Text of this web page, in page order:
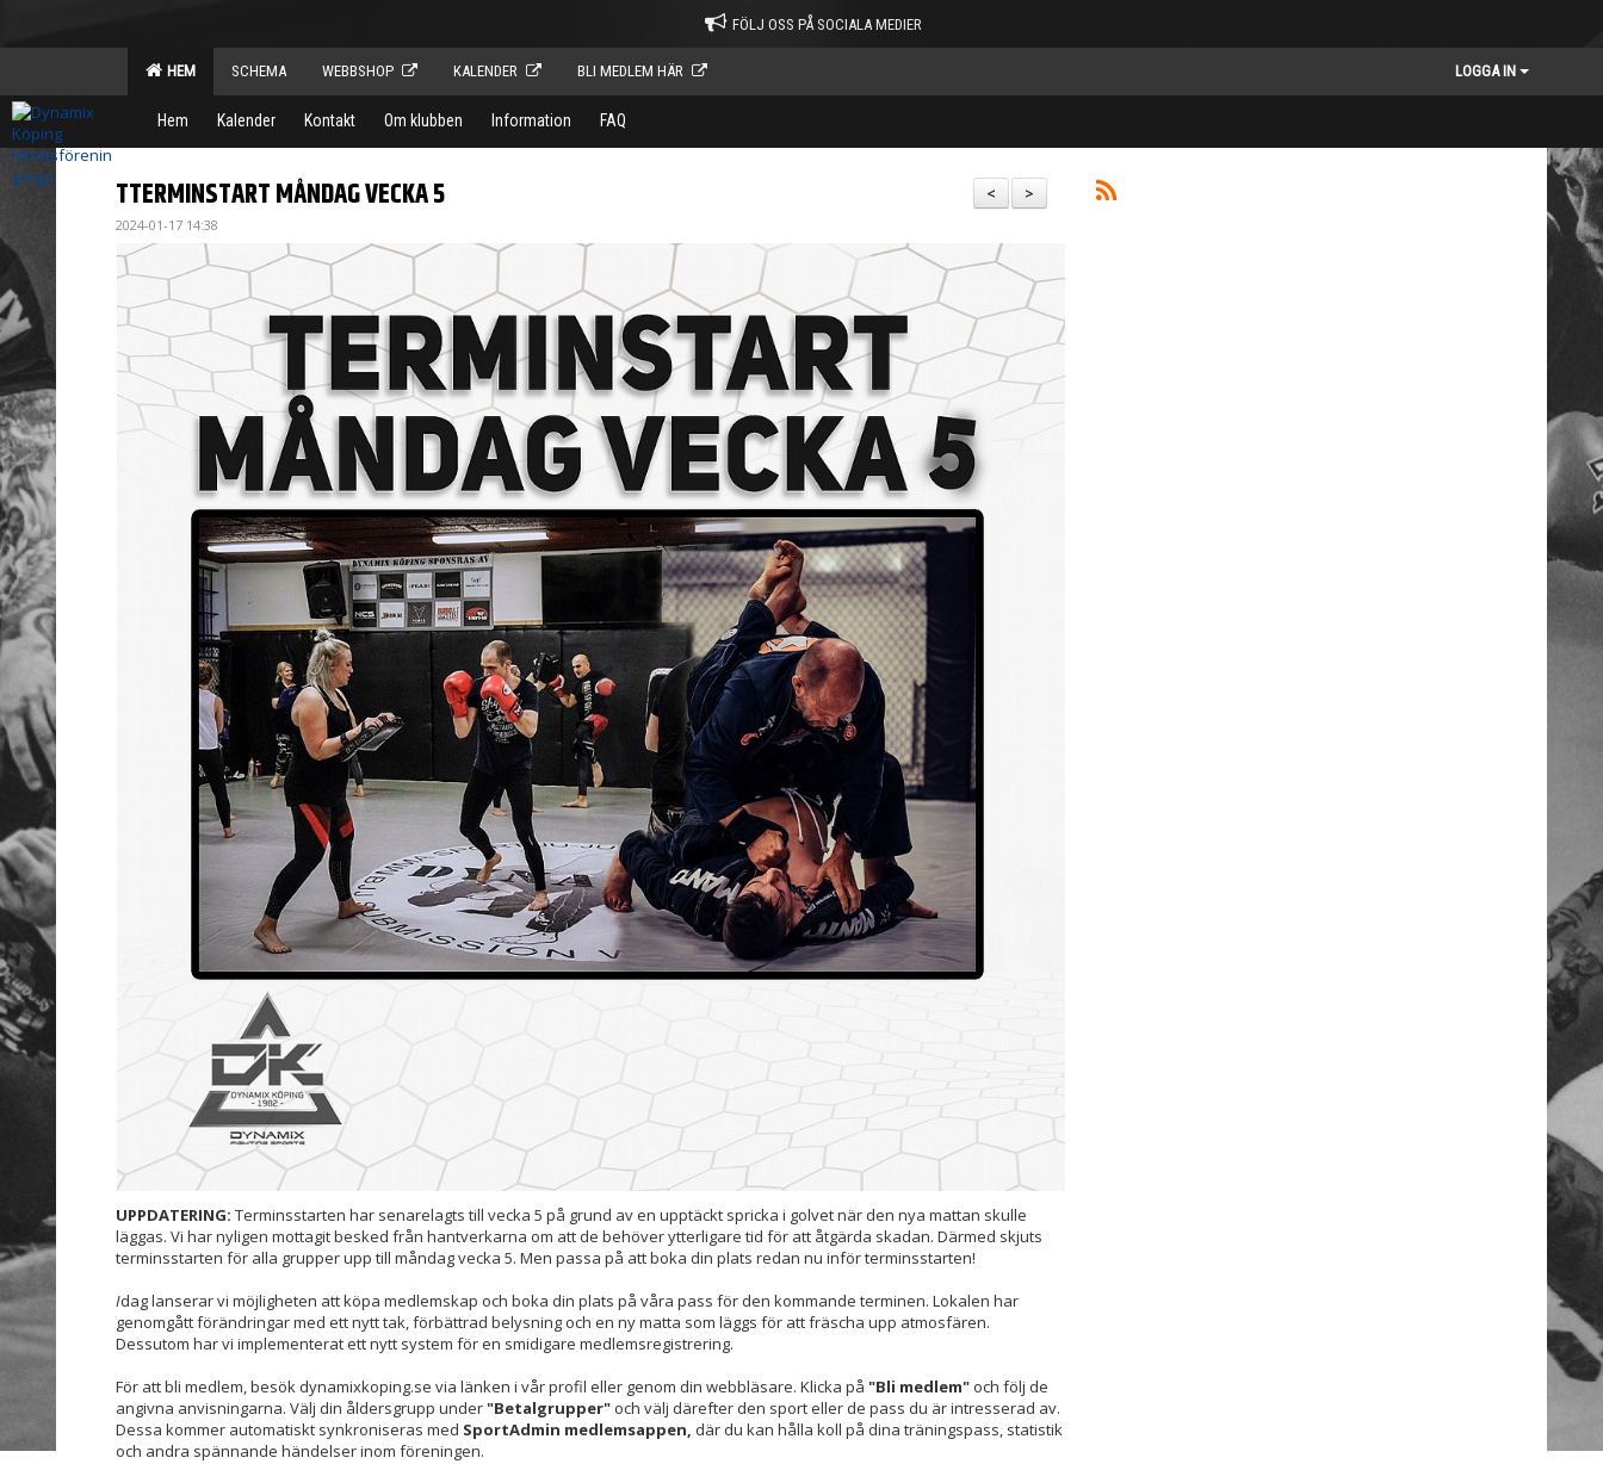
FÖLJ OSS PÅ SOCIALA MEDIER
HEM SCHEMA WEBBSHOP KALENDER BLI MEDLEM HÄR LOGGA IN
Hem Kalender Kontakt Om klubben Information FAQ
>
<
TTERMINSTART MÅNDAG VECKA 5
2024-01-17 14:38
UPPDATERING: Terminsstarten har senarelagts till vecka 5 på grund av en upptäckt spricka i golvet när den nya mattan skulle
läggas. Vi har nyligen mottagit besked från hantverkarna om att de behöver ytterligare tid för att åtgärda skadan. Därmed skjuts
terminsstarten för alla grupper upp till måndag vecka 5. Men passa på att boka din plats redan nu inför terminsstarten!
Idag lanserar vi möjligheten att köpa medlemskap och boka din plats på våra pass för den kommande terminen. Lokalen har
genomgått förändringar med ett nytt tak, förbättrad belysning och en ny matta som läggs för att fräscha upp atmosfären.
Dessutom har vi implementerat ett nytt system för en smidigare medlemsregistrering.
För att bli medlem, besök dynamixkoping.se via länken i vår profil eller genom din webbläsare. Klicka på "Bli medlem" och följ de
angivna anvisningarna. Välj din åldersgrupp under"Betalgrupper" och välj därefter den sport eller de pass du är intresserad av.
Dessa kommer automatiskt synkroniseras med SportAdmin medlemsappen, där du kan hålla koll på dina träningspass, statistik
och andra spännande händelser inom föreningen.